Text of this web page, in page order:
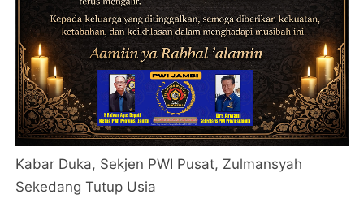
Kabar Duka, Sekjen PWI Pusat, Zulmansyah
Sekedang Tutup Usia